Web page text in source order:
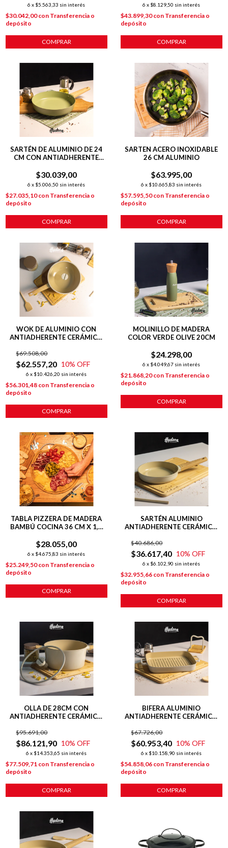
6 x $5.563,33 sin interés
$30.042,00con Transferencia o
depósito
COMPRAR
6 x $8.129,50 sin interés
$43.899,30con Transferencia o
depósito
COMPRAR
SARTÉN DE ALUMINIO DE 24
CM CON ANTIADHERENTE
$30.039,00
6 x $5.006,50 sin interés
$27.035,10con Transferencia o
depósito
COMPRAR
SARTEN ACERO INOXIDABLE
26 CM ALUMINIO
$63.995,00
6 x $10.665,83 sin interés
$57.595,50con Transferencia o
depósito
COMPRAR
WOK DE ALUMINIO CON
ANTIADHERENTE CERÁMICO
$62.557,20
$69.508,00
10% OFF
6 x $10.426,20 sin interés
$56.301,48 con Transferencia o
depósito
COMPRAR
MOLINILLO DE MADERA
COLOR VERDE OLIVE 20CM
$24.298,00
6 x $4.049,67 sin interés
$21.868,20con Transferencia o
depósito
COMPRAR
TABLA PIZZERA DE MADERA
BAMBÚ COCINA 36 CM X 1,5
$28.055,00
6 x $4.675,83 sin interés
$25.249,50con Transferencia o
depósito
COMPRAR
SARTÉN ALUMINIO
ANTIADHERENTE CERÁMICO
$36.617,40
$40.686,00
10% OFF
6 x $6.102,90 sin interés
$32.955,66 con Transferencia o
depósito
COMPRAR
OLLA DE 28CM CON
ANTIADHERENTE CERÁMICO
$86.121,90
$95.691,00
10% OFF
6 x $14.353,65 sin interés
$77.509,71 con Transferencia o
depósito
COMPRAR
BIFERA ALUMINIO
ANTIADHERENTE CERÁMICO
$60.953,40
$67.726,00
10% OFF
6 x $10.158,90 sin interés
$54.858,06 con Transferencia o
depósito
COMPRAR